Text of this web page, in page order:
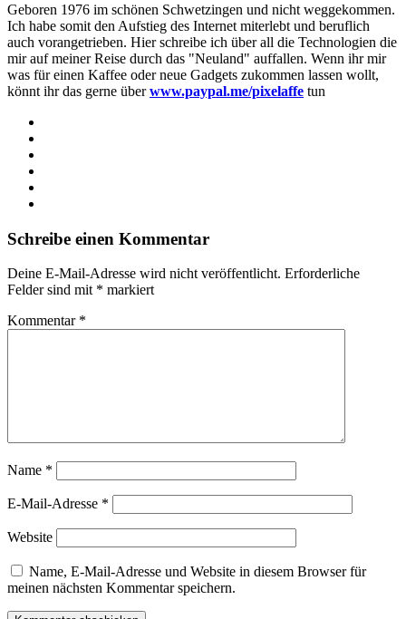
Geboren 1976 im schönen Schwetzingen und nicht weggekommen.
Ich habe somit den Aufstieg des Internet miterlebt und beruflich
auch vorangetrieben. Hier schreibe ich über all die Technologien die
mir auf meiner Reise durch das "Neuland" auffallen. Wenn ihr mir
was für einen Kaffee oder neue Gadgets zukommen lassen wollt,
könnt ihr das gerne überwww.paypal.me/pixelaffe tun
Schreibe einen Kommentar
Deine E-Mail-Adresse wird nicht veröffentlicht. Erforderliche
Felder sind mit * markiert
Kommentar *
Name *
E-Mail-Adresse *
Website
Name, E-Mail-Adresse und Website in diesem Browser für
meinen nächsten Kommentar speichern.